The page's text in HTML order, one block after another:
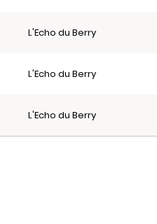
L'Echo du Berry
L'Echo du Berry
L'Echo du Berry